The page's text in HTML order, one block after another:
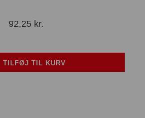
92,25 kr.
TILFØJ TIL KURV